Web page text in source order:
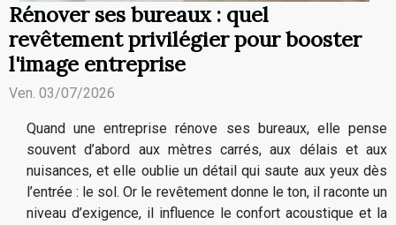
Rénover ses bureaux : quel
revêtement privilégier pour booster
l'image entreprise
Ven. 03/07/2026
Quand une entreprise rénove ses bureaux, elle pense
souvent d’abord aux mètres carrés, aux délais et aux
nuisances, et elle oublie un détail qui saute aux yeux dès
l’entrée : le sol. Or le revêtement donne le ton, il raconte un
niveau d’exigence, il influence le confort acoustique et la